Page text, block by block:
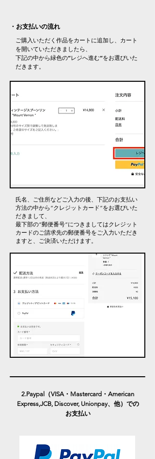
・お支払いの流れ
ご購入いただく作品をカートに追加し、カート
を開いていただきましたら、
下記の中から緑色の”レジへ進む”をお選びいた
だきます。
氏名、ご住所などご入力の後、下記のお支払い
方法の中から”クレジットカード”をお選びいた
だきまして、
最下部の”郵便番号”につきましてはクレジット
カードのご請求先の郵便番号をご入力いただき
ますと、ご決済いただけます。
2.Paypal（VISA・Mastercard・American
Express,JCB, Discover, Unionpay、他）での
お支払い